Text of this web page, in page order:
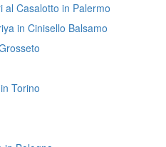
al Casalotto in Palermo
in Cinisello Balsamo
Torino